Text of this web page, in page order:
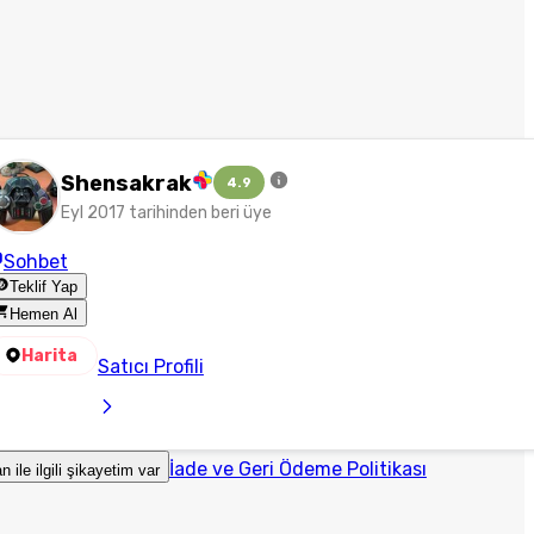
Shensakrak 4.9
Eyl 2017 tarihinden beri üye
Sohbet
Teklif Yap
Hemen Al
Harita Satıcı Profili
ile ilgili şikayetim var İade ve Geri Ödeme Politikası